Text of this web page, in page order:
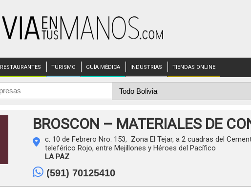
RESTAURANTES TURISMO GUÍA MÉDICA INDUSTRIAS TIENDAS ONLINE
BROSCON – MATERIALES DE
c. 10 de Febrero Nro. 153, Zona El Tejar, a 2 cuadras del
teleférico Rojo, entre Mejillones y Héroes del Pacífico
LA PAZ
(591) 70125410